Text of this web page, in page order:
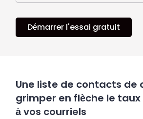
Démarrer l'essai gratuit
Une liste de contacts de
grimper en flèche le taux
à vos courriels